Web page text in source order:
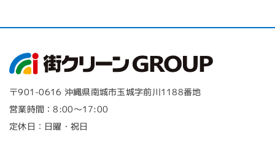
〒901-0616 沖縄県南城市玉城字前川1188番地
営業時間：8:00～17:00
定休日：日曜・祝日